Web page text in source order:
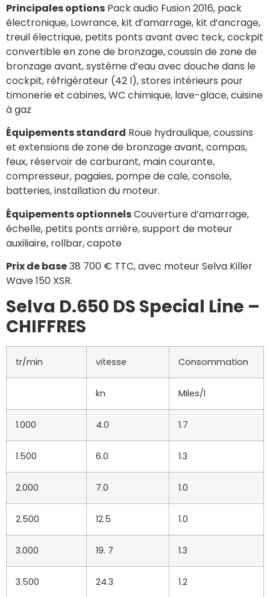
Principales options Pack audio Fusion 2016, pack
électronique, Lowrance, kit d’amarrage, kit d’ancrage,
treuil électrique, petits ponts avant avec teck, cockpit
convertible en zone de bronzage, coussin de zone de
bronzage avant, système d’eau avec douche dans le
cockpit, réfrigérateur (42 l), stores intérieurs pour
timonerie et cabines, WC chimique, lave-glace, cuisine
à gaz
Équipements standard Roue hydraulique, coussins
et extensions de zone de bronzage avant, compas,
feux, réservoir de carburant, main courante,
compresseur, pagaies, pompe de cale, console,
batteries, installation du moteur.
Équipements optionnelsCouverture d’amarrage,
échelle, petits ponts arrière, support de moteur
auxiliaire, rollbar, capote
Prix de base38 700 € TTC, avec moteur Selva Killer
Wave 150 XSR.
Selva D.650 DS Special Line –
CHIFFRES
tr/min vitesse Consommation
kn Miles/l
1.000 4.0 1.7
1.500 6.0 1.3
2.000 7.0 1.0
2.500 12.5 1.0
3.000 19. 7 1.3
3.500 24.3 1.2